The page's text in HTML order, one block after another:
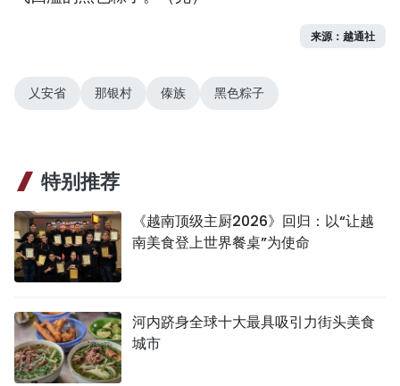
来源：越通社
乂安省 那银村 傣族 黑色粽子
特别推荐
《越南顶级主厨2026》回归：以“让越
南美食登上世界餐桌”为使命
河内跻身全球十大最具吸引力街头美食
城市